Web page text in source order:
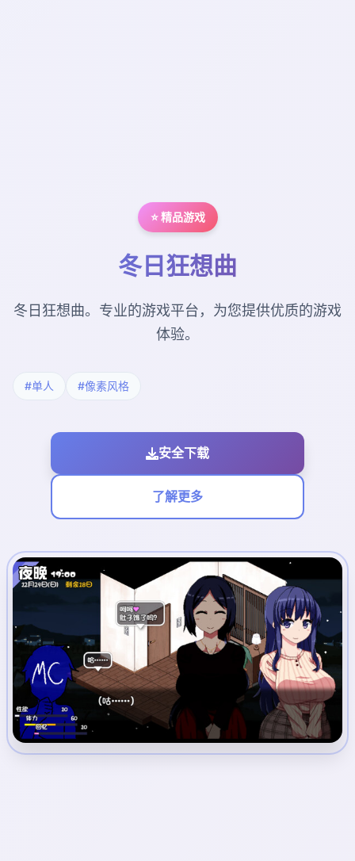
⭐ 精品游戏
冬日狂想曲
冬日狂想曲。专业的游戏平台，为您提供优质的游戏
体验。
#单人 #像素风格
安全下载
了解更多